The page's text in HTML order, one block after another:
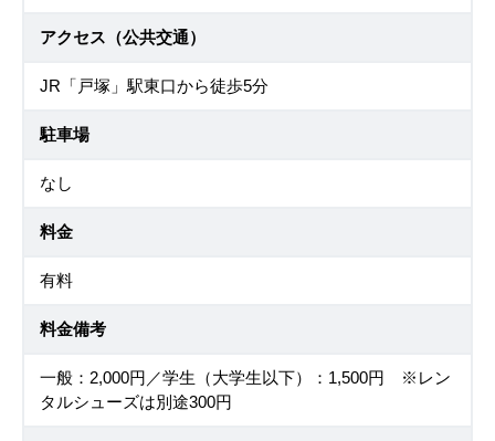
アクセス（公共交通）
JR「戸塚」駅東口から徒歩5分
駐車場
なし
料金
有料
料金備考
一般：2,000円／学生（大学生以下）：1,500円 ※レン
タルシューズは別途300円